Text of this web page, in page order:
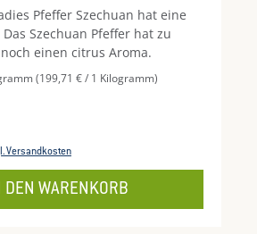
Pfeffer Szechuan hat eine
Szechuan Pfeffer hat zu
einen citrus Aroma.
(199,71 € / 1 Kilogramm)
Versandkosten
DEN WARENKORB